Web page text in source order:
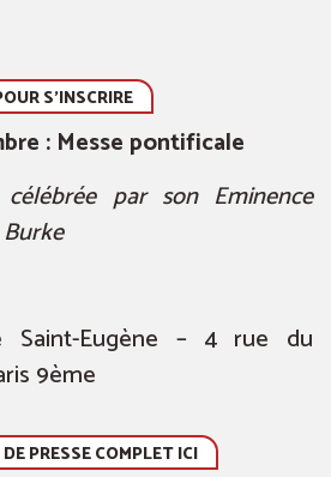
S'INSCRIRE
: Messe pontificale
célébrée par son Eminence
Saint-Eugène – 4 rue du
9ème
PRESSE COMPLET ICI